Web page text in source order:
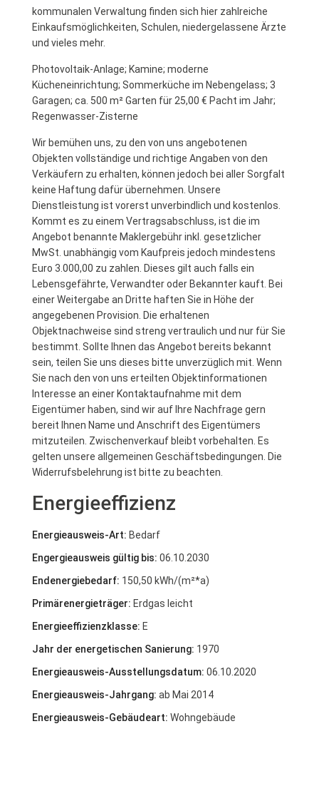
kommunalen Verwaltung finden sich hier zahlreiche
Einkaufsmöglichkeiten, Schulen, niedergelassene Ärzte
und vieles mehr.
Photovoltaik-Anlage; Kamine; moderne
Kücheneinrichtung; Sommerküche im Nebengelass; 3
Garagen; ca. 500 m² Garten für 25,00 € Pacht im Jahr;
Regenwasser-Zisterne
Wir bemühen uns, zu den von uns angebotenen
Objekten vollständige und richtige Angaben von den
Verkäufern zu erhalten, können jedoch bei aller Sorgfalt
keine Haftung dafür übernehmen. Unsere
Dienstleistung ist vorerst unverbindlich und kostenlos.
Kommt es zu einem Vertragsabschluss, ist die im
Angebot benannte Maklergebühr inkl. gesetzlicher
MwSt. unabhängig vom Kaufpreis jedoch mindestens
Euro 3.000,00 zu zahlen. Dieses gilt auch falls ein
Lebensgefährte, Verwandter oder Bekannter kauft. Bei
einer Weitergabe an Dritte haften Sie in Höhe der
angegebenen Provision. Die erhaltenen
Objektnachweise sind streng vertraulich und nur für Sie
bestimmt. Sollte Ihnen das Angebot bereits bekannt
sein, teilen Sie uns dieses bitte unverzüglich mit. Wenn
Sie nach den von uns erteilten Objektinformationen
Interesse an einer Kontaktaufnahme mit dem
Eigentümer haben, sind wir auf Ihre Nachfrage gern
bereit Ihnen Name und Anschrift des Eigentümers
mitzuteilen. Zwischenverkauf bleibt vorbehalten. Es
gelten unsere allgemeinen Geschäftsbedingungen. Die
Widerrufsbelehrung ist bitte zu beachten.
Energieeffizienz
Energieausweis-Art: Bedarf
Engergieausweis gültig bis: 06.10.2030
Endenergiebedarf: 150,50 kWh/(m²*a)
Primärenergieträger: Erdgas leicht
Energieeffizienzklasse: E
Jahr der energetischen Sanierung: 1970
Energieausweis-Ausstellungsdatum: 06.10.2020
Energieausweis-Jahrgang: ab Mai 2014
Energieausweis-Gebäudeart: Wohngebäude